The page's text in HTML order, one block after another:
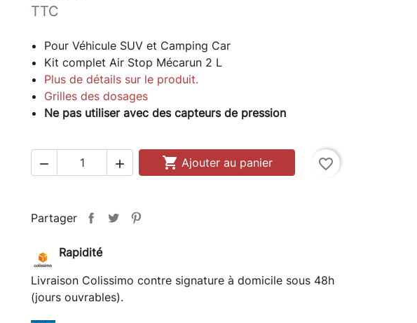
TTC
Pour Véhicule SUV et Camping Car
Kit complet Air Stop Mécarun 2 L
Plus de détails sur le produit.
Grilles des dosages
Ne pas utiliser avec des capteurs de pression
   Ajouter au panier favorite_border
Partager
Rapidité
Livraison Colissimo contre signature à domicile sous 48h
(jours ouvrables).